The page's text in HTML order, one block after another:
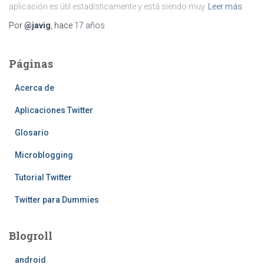
aplicación es útil estadísticamente y está siendo muy
Leer más
Por@javig , hace 17 años
Páginas
Acerca de
Aplicaciones Twitter
Glosario
Microblogging
Tutorial Twitter
Twitter para Dummies
Blogroll
android